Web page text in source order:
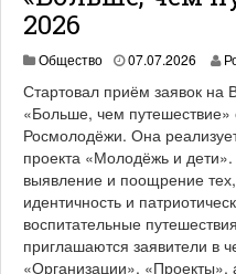
2026
Общество 07.07.2026
Стартовал приём заявок на
«Больше, чем
Росмолодёжи. Она
проекта «Молодёжь и
выявление и поощрение
идентичность и
воспитательные
приглашаются заявители в
«Организации»,